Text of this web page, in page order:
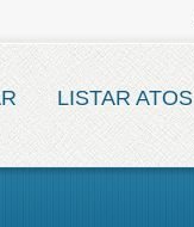
LISTAR ATOS